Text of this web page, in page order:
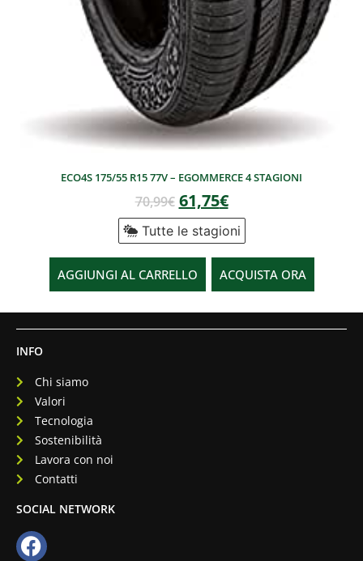
ECO4S 175/55 R15 77V – EGOMMERCE 4 STAGIONI
70,99€ 61,75€
Tutte le stagioni
AGGIUNGI AL CARRELLO ACQUISTA ORA
INFO
Chi siamo
Valori
Tecnologia
Sostenibilità
Lavora con noi
Contatti
SOCIAL NETWORK